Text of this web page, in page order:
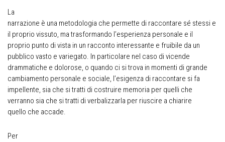
La
narrazione è una metodologia che permette di raccontare sé stessi e
il proprio vissuto, ma trasformando l’esperienza personale e il
proprio punto di vista in un racconto interessante e fruibile da un
pubblico vasto e variegato. In particolare nel caso di vicende
drammatiche e dolorose, o quando ci si trova in momenti di grande
cambiamento personale e sociale, l’esigenza di raccontare si fa
impellente, sia che si tratti di costruire memoria per quelli che
verranno sia che si tratti di verbalizzarla per riuscire a chiarire
quello che accade.
Per